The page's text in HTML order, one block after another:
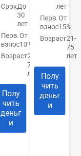
СрокДо
30
лет
Перв.
взнос
От
10%
Возраст21-
75
лет
Полу
чить
деньг
и
лет
Перв.
взнос
От
15%
Возраст21-
75
лет
Полу
чить
деньг
и